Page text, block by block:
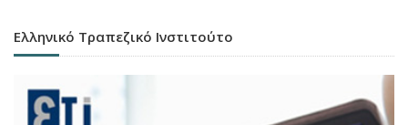
Ελληνικό Τραπεζικό Ινστιτούτο